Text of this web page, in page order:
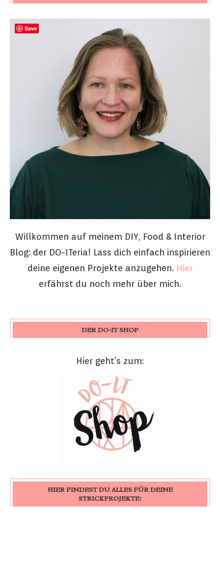
Willkommen auf meinem DIY, Food & Interior
Blog: der DO-ITeria! Lass dich einfach inspirieren
deine eigenen Projekte anzugehen. Hier
erfährst du noch mehr über mich.
DER DO-IT SHOP
Hier geht’s zum:
HIER FINDEST DU ALLES FÜR DEINE
STRICKPROJEKTE:
Save